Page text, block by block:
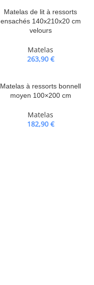
Matelas de lit à ressorts
ensachés 140x210x20 cm
velours
Matelas
263,90 €
Matelas à ressorts bonnell
moyen 100×200 cm
Matelas
182,90 €